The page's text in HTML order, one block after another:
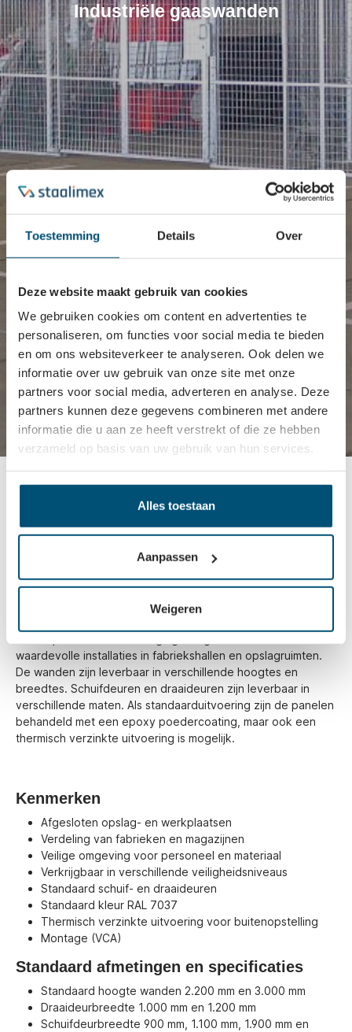
Toestemming Details Over
Deze website maakt gebruik van cookies
We gebruiken cookies om content en advertenties te
personaliseren, om functies voor social media te bieden
en om ons websiteverkeer te analyseren. Ook delen we
informatie over uw gebruik van onze site met onze
partners voor social media, adverteren en analyse. Deze
partners kunnen deze gegevens combineren met andere
informatie die u aan ze heeft verstrekt of die ze hebben
verzameld op basis van uw gebruik van hun services.
Alles toestaan
Aanpassen
Weigeren
Industriële gaaswanden
Industriële gaaswanden - veilige
afscheiding en opslagafscherming
Gaaswanden voor het creëren van een modulaire inrichting
eveneens het verzekeren van een veilige omgeving voor
personeel en materiaal. De separatiewanden zijn
waardevolle installaties in fabriekshallen en opslagruimten.
De wanden zijn leverbaar in verschillende hoogtes en
breedtes. Schuifdeuren en draaideuren zijn leverbaar in
verschillende maten. Als standaarduitvoering zijn de panelen
behandeld met een epoxy poedercoating, maar ook een
thermisch verzinkte uitvoering is mogelijk.
Kenmerken
Afgesloten opslag- en werkplaatsen
Verdeling van fabrieken en magazijnen
Veilige omgeving voor personeel en materiaal
Verkrijgbaar in verschillende veiligheidsniveaus
Standaard schuif- en draaideuren
Standaard kleur RAL 7037
Thermisch verzinkte uitvoering voor buitenopstelling
Montage (VCA)
Standaard afmetingen en specificaties
Standaard hoogte wanden 2.200 mm en 3.000 mm
Draaideurbreedte 1.000 mm en 1.200 mm
Schuifdeurbreedte 900 mm, 1.100 mm, 1.900 mm en